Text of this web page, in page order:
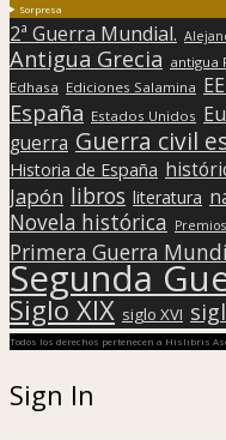
Sorpresa
2ª Guerra Mundial.
Antigua Grecia antigua
Edhasa Ediciones Salamina
España Estados Unidos
guerra Guerra civil
Historia de España
Japón libros literatura
Novela histórica Premios
Primera Guerra
Segunda
Siglo XIX siglo XVI
Todos los derechos pertenecen a Hislibris
Sign In